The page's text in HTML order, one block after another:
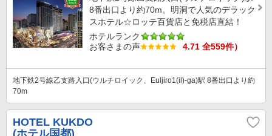
8番出口より約70m。明洞で人気のデラック
スホテル☆ロッテ百貨店と免税店直結！
ホテルランク
お客さまの声
4.71 全559件）
地下鉄2号線乙支路入口(ウルチロイック、Euljiro1(il)-ga)駅 8番出口より約
70m
HOTEL KUKDO
(ホテル国都)